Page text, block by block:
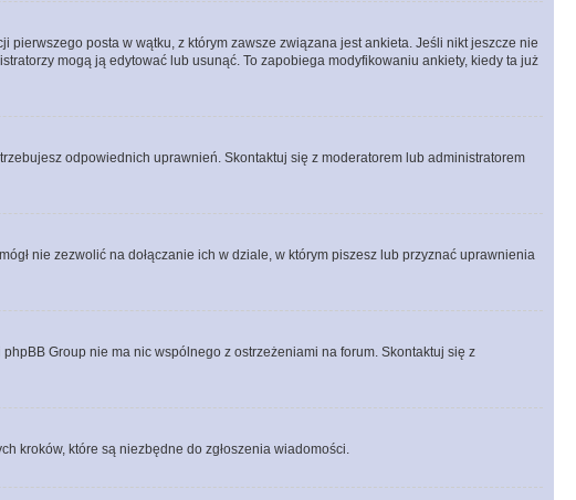
posta w wątku, z którym zawsze związana jest ankieta. Jeśli nikt jeszcze nie
mogą ją edytować lub usunąć. To zapobiega modyfikowaniu ankiety, kiedy ta już
odpowiednich uprawnień. Skontaktuj się z moderatorem lub administratorem
nie zezwolić na dołączanie ich w dziale, w którym piszesz lub przyznać uprawnienia
Group nie ma nic wspólnego z ostrzeżeniami na forum. Skontaktuj się z
kroków, które są niezbędne do zgłoszenia wiadomości.